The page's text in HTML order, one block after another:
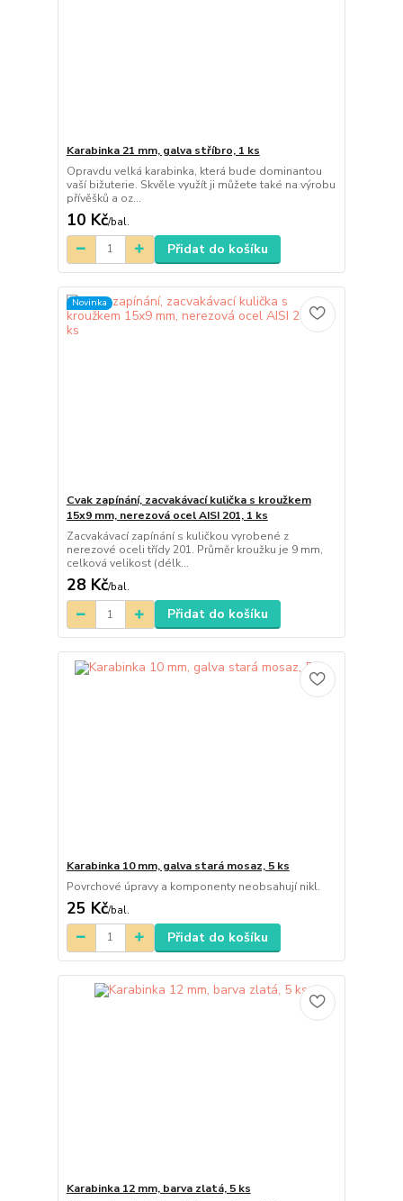
Karabinka 21 mm, galva stříbro, 1 ks
Opravdu velká karabinka, která bude dominantou
vaší bižuterie. Skvěle využít ji můžete také na výrobu
přívěšků a oz...
10 Kč/bal.
Přidat do košíku
Novinka
Cvak zapínání, zacvakávací kulička s kroužkem
15x9 mm, nerezová ocel AISI 201, 1 ks
Zacvakávací zapínání s kuličkou vyrobené z
nerezové oceli třídy 201. Průměr kroužku je 9 mm,
celková velikost (délk...
28 Kč/bal.
Přidat do košíku
Karabinka 10 mm, galva stará mosaz, 5 ks
Povrchové úpravy a komponenty neobsahují nikl.
25 Kč/bal.
Přidat do košíku
Karabinka 12 mm, barva zlatá, 5 ks